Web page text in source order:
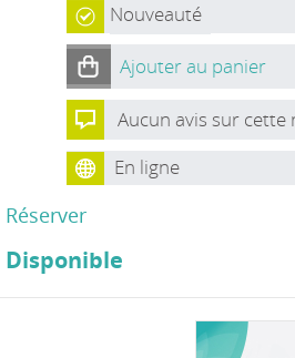
Nouveauté
Ajouter au panier
Aucun avis sur cette
En ligne
Réserver
Disponible